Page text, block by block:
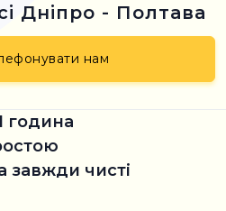
Дніпро - Полтава
нам
година
завжди чисті